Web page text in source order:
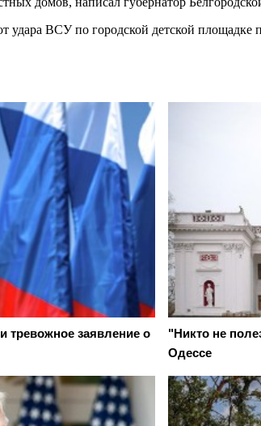
удара ВСУ по городской детской
заявление о
"Никто не
Одессе